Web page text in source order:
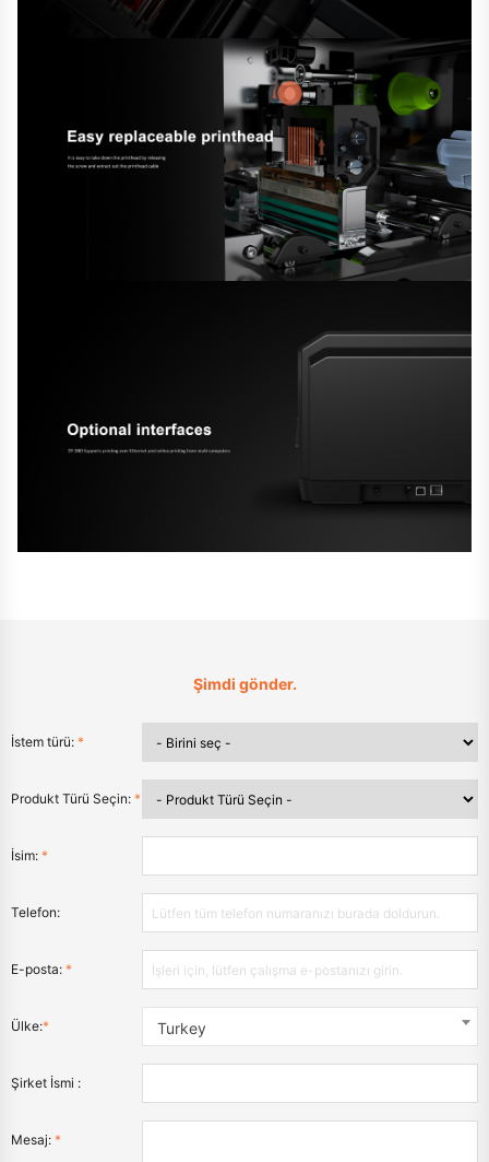
Şimdi gönder.
İstem türü: *
Produkt Türü Seçin: *
İsim: *
Telefon:
E-posta: *
Ülke:* Turkey
Şirket İsmi :
Mesaj: *